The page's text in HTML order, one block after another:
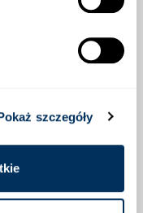
szczegóły
radzi sobie na
osadzoną kolbą o
wyleganie.